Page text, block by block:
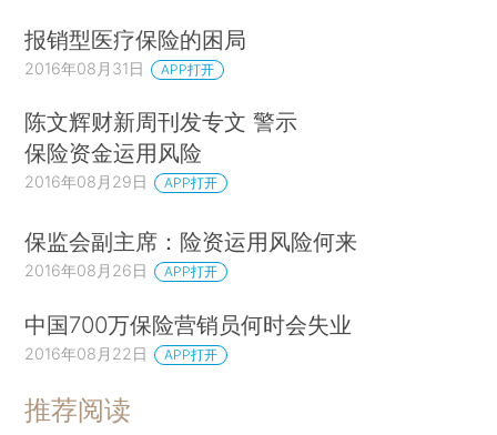
报销型医疗保险的困局
2016年08月31日 APP打开
陈文辉财新周刊发专文 警示
保险资金运用风险
2016年08月29日 APP打开
保监会副主席：险资运用风险何来
2016年08月26日 APP打开
中国700万保险营销员何时会失业
2016年08月22日 APP打开
推荐阅读